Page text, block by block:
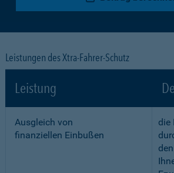
Leistungen des Xtra-Fahrer-Schutz
Leistung
Ausgleich von
finanziellen Einbußen
die